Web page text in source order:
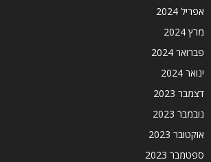
אפריל 2024
מרץ 2024
פברואר 2024
ינואר 2024
דצמבר 2023
נובמבר 2023
אוקטובר 2023
ספטמבר 2023